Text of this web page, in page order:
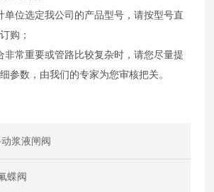
单位选定我公司的产品型号，请按型号直
购；
非常重要或管路比较复杂时，请您尽量提
参数，由我们的专家为您审核把关。
浆液闸阀
蝶阀